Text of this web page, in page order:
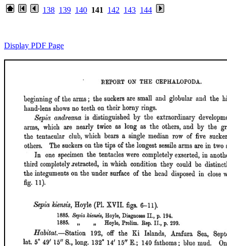
138 139 140 141 142 143 144
Display PDF Page